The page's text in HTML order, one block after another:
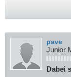
pave
Junior
Dabei